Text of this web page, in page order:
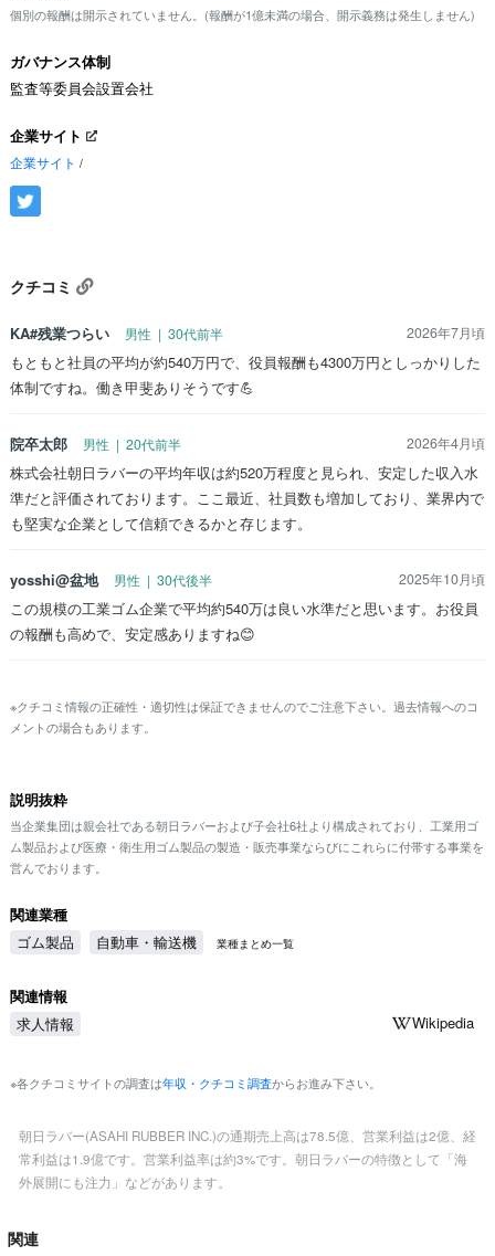
個別の報酬は開示されていません。(報酬が1億未満の場合、開示義務は発生しません)
ガバナンス体制
監査等委員会設置会社
企業サイト
企業サイト /
クチコミ
KA#残業つらい 男性 | 30代前半 2026年7月頃
もともと社員の平均が約540万円で、役員報酬も4300万円としっかりした
体制ですね。働き甲斐ありそうです💪
院卒太郎 男性 | 20代前半 2026年4月頃
株式会社朝日ラバーの平均年収は約520万程度と見られ、安定した収入水
準だと評価されております。ここ最近、社員数も増加しており、業界内で
も堅実な企業として信頼できるかと存じます。
yosshi@盆地 男性 | 30代後半 2025年10月頃
この規模の工業ゴム企業で平均約540万は良い水準だと思います。お役員
の報酬も高めで、安定感ありますね😊
※クチコミ情報の正確性・適切性は保証できませんのでご注意下さい。過去情報へのコ
メントの場合もあります。
説明抜粋
当企業集団は親会社である朝日ラバーおよび子会社6社より構成されており、工業用ゴ
ム製品および医療・衛生用ゴム製品の製造・販売事業ならびにこれらに付帯する事業を
営んでおります。
関連業種
ゴム製品
自動車・輸送機 業種まとめ一覧
関連情報
求人情報
Wikipedia
※各クチコミサイトの調査は年収・クチコミ調査からお進み下さい。
朝日ラバー(ASAHI RUBBER INC.)の通期売上高は78.5億、営業利益は2億、経
常利益は1.9億です。営業利益率は約3%です。朝日ラバーの特徴として「海
外展開にも注力」などがあります。
関連